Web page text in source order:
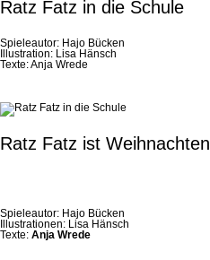
Ratz Fatz in die Schule
Spieleautor: Hajo Bücken
Illustration: Lisa Hänsch
Texte: Anja Wrede
Ratz Fatz ist Weihnachten
Spieleautor: Hajo Bücken
Illustrationen: Lisa Hänsch
Texte: Anja Wrede